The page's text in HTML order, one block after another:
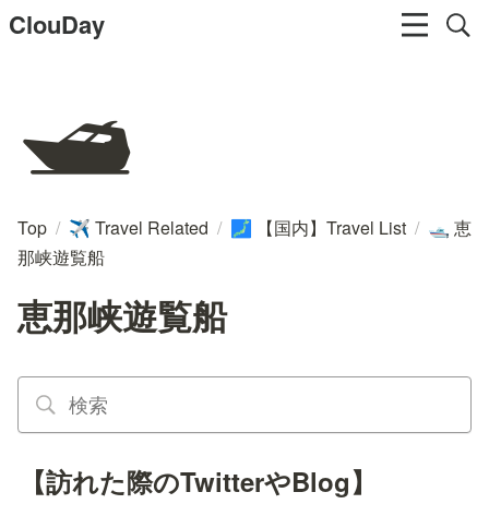
ClouDay
🛥️
Top / ✈️ Travel Related / 🗾 【国内】Travel List / 🛥️ 恵
那峡遊覧船
恵那峡遊覧船
【訪れた際のTwitterやBlog】